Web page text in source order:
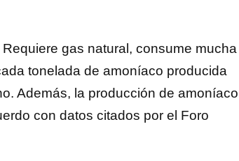
gas natural, consume mucha
tonelada de amoníaco producida
Además, la producción de amoníaco
con datos citados por el Foro